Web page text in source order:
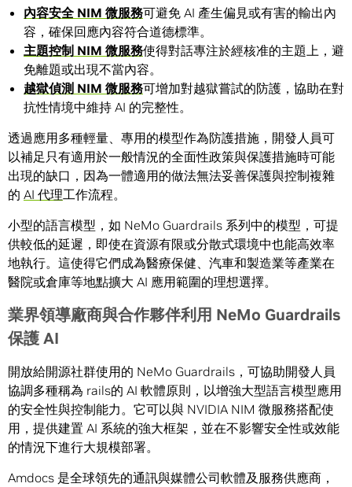
內容安全 NIM 微服務可避免 AI 產生偏見或有害的輸出內
容，確保回應內容符合道德標準。
主題控制 NIM 微服務使得對話專注於經核准的主題上，避
免離題或出現不當內容。
越獄偵測 NIM 微服務可增加對越獄嘗試的防護，協助在對
抗性情境中維持 AI 的完整性。
透過應用多種輕量、專用的模型作為防護措施，開發人員可
以補足只有適用於一般情況的全面性政策與保護措施時可能
出現的缺口，因為一體適用的做法無法妥善保護與控制複雜
的 AI 代理工作流程。
小型的語言模型，如 NeMo Guardrails 系列中的模型，可提
供較低的延遲，即使在資源有限或分散式環境中也能高效率
地執行。這使得它們成為醫療保健、汽車和製造業等產業在
醫院或倉庫等地點擴大 AI 應用範圍的理想選擇。
業界領導廠商與合作夥伴利用 NeMo Guardrails
保護 AI
開放給開源社群使用的 NeMo Guardrails，可協助開發人員
協調多種稱為 rails的 AI 軟體原則，以增強大型語言模型應用
的安全性與控制能力。它可以與 NVIDIA NIM 微服務搭配使
用，提供建置 AI 系統的強大框架，並在不影響安全性或效能
的情況下進行大規模部署。
Amdocs 是全球領先的通訊與媒體公司軟體及服務供應商，